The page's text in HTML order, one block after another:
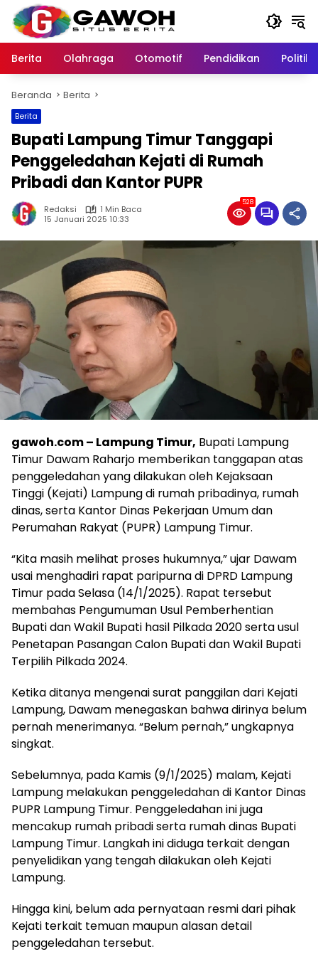
Langsung
konten
Berita
Olahraga Otomotif Pendidikan Politik
Beranda Berita
Berita
Bupati Lampung Timur Tanggapi
Penggeledahan Kejati di Rumah
Pribadi dan Kantor PUPR
Redaksi
1 Min Baca
15 Januari 2025 10:33
528
gawoh.com – Lampung Timur, Bupati Lampung
Timur Dawam Raharjo memberikan tanggapan atas
penggeledahan yang dilakukan oleh Kejaksaan
Tinggi (Kejati) Lampung di rumah pribadinya, rumah
dinas, serta Kantor Dinas Pekerjaan Umum dan
Perumahan Rakyat (PUPR) Lampung Timur.
“Kita masih melihat proses hukumnya,” ujar Dawam
usai menghadiri rapat paripurna di DPRD Lampung
Timur pada Selasa (14/1/2025). Rapat tersebut
membahas Pengumuman Usul Pemberhentian
Bupati dan Wakil Bupati hasil Pilkada 2020 serta usul
Penetapan Pasangan Calon Bupati dan Wakil Bupati
Terpilih Pilkada 2024.
Ketika ditanya mengenai surat panggilan dari Kejati
Lampung, Dawam menegaskan bahwa dirinya belum
pernah menerimanya. “Belum pernah,” ungkapnya
singkat.
Sebelumnya, pada Kamis (9/1/2025) malam, Kejati
Lampung melakukan penggeledahan di Kantor Dinas
PUPR Lampung Timur. Penggeledahan ini juga
mencakup rumah pribadi serta rumah dinas Bupati
Lampung Timur. Langkah ini diduga terkait dengan
penyelidikan yang tengah dilakukan oleh Kejati
Lampung.
Hingga kini, belum ada pernyataan resmi dari pihak
Kejati terkait temuan maupun alasan detail
penggeledahan tersebut.